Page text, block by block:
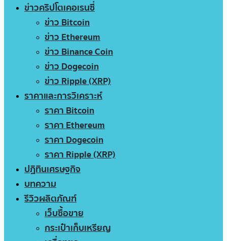
ข่าวคริปโตเคอเรนซี่
ข่าว Bitcoin
ข่าว Ethereum
ข่าว Binance Coin
ข่าว Dogecoin
ข่าว Ripple (XRP)
ราคาและการวิเคราะห์
ราคา Bitcoin
ราคา Ethereum
ราคา Dogecoin
ราคา Ripple (XRP)
ปฏิทินเศรษฐกิจ
บทความ
รีวิวผลิตภัณฑ์
เว็บซื้อขาย
กระเป๋าเก็บเหรียญ